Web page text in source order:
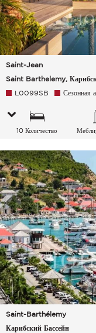
Saint-Jean
Saint Barthelemy,
L0099SB Сезонная
10 Количество
Saint-Barthélemy
Карибский Бассейн